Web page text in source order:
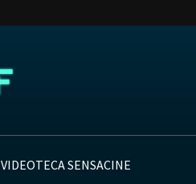
VIDEOTECA SENSACINE